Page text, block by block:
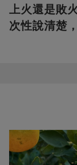
上火還是敗
次性說清楚